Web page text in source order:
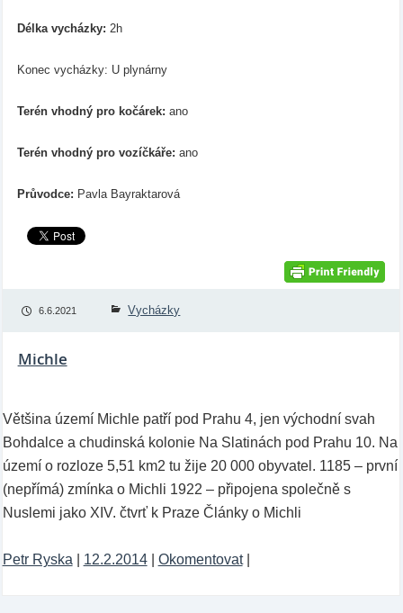
Délka vycházky: 2h
Konec vycházky: U plynárny
Terén vhodný pro kočárek: ano
Terén vhodný pro vozíčkáře: ano
Průvodce: Pavla Bayraktarová
6.6.2021 Vycházky
Michle
Většina území Michle patří pod Prahu 4, jen východní svah
Bohdalce a chudinská kolonie Na Slatinách pod Prahu 10. Na
území o rozloze 5,51 km2 tu žije 20 000 obyvatel. 1185 – první
(nepřímá) zmínka o Michli 1922 – připojena společně s
Nuslemi jako XIV. čtvrť k Praze Články o Michli
Petr Ryska 12.2.2014| Okomentovat|